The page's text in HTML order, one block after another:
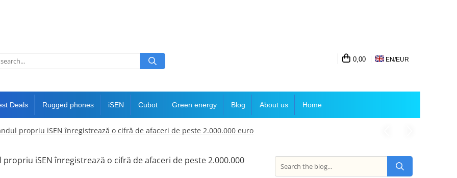
0,00 EN/EUR
Deals Rugged phones iSEN Cubot Green energy Blog About us Home
propriu iSEN înregistrează o cifră de afaceri de peste 2.000.000 euro
iSEN înregistrează o cifră de afaceri de peste 2.000.000